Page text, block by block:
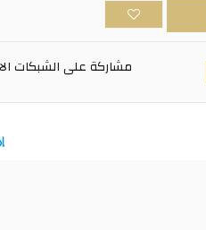
مشاركة على الشبكات